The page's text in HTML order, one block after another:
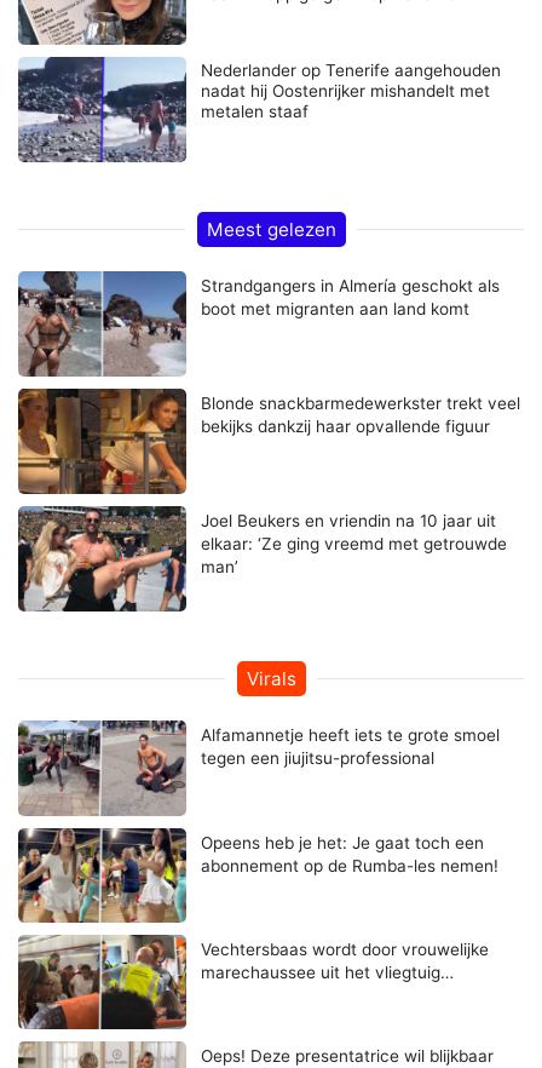
Nederlander op Tenerife aangehouden
nadat hij Oostenrijker mishandelt met
metalen staaf
Meest gelezen
Strandgangers in Almería geschokt als
boot met migranten aan land komt
Blonde snackbarmedewerkster trekt veel
bekijks dankzij haar opvallende figuur
Joel Beukers en vriendin na 10 jaar uit
elkaar: ‘Ze ging vreemd met getrouwde
man’
Virals
Alfamannetje heeft iets te grote smoel
tegen een jiujitsu-professional
Opeens heb je het: Je gaat toch een
abonnement op de Rumba-les nemen!
Vechtersbaas wordt door vrouwelijke
marechaussee uit het vliegtuig…
Oeps! Deze presentatrice wil blijkbaar